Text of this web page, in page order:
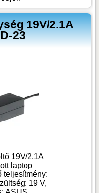
19V/2.1A
23
19V/2,1A
laptop
teljesítmény:
19 V,